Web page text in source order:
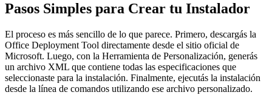
Pasos Simples para Crear tu Instalador
El proceso es más sencillo de lo que parece. Primero, descargás la
Office Deployment Tool directamente desde el sitio oficial de
Microsoft. Luego, con la Herramienta de Personalización, generás
un archivo XML que contiene todas las especificaciones que
seleccionaste para la instalación. Finalmente, ejecutás la instalación
desde la línea de comandos utilizando ese archivo personalizado.